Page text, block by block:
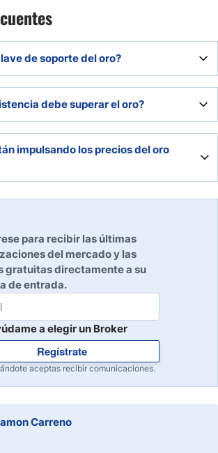
de soporte del oro?
podría abrir paso a caídas mayores.
debe superar el oro?
alcista sostenida.
impulsando los precios del oro
y la aversión al riesgo de los
la demanda de oro como
para recibir las últimas
del mercado y las
gratuitas directamente a su
de entrada.
a elegir un Broker
Regístrate
aceptas recibir comunicaciones.
Carreno